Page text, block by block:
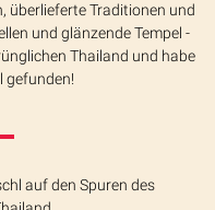
überlieferte Traditionen und
und glänzende Tempel -
Thailand und habe
gefunden!
auf den Spuren des